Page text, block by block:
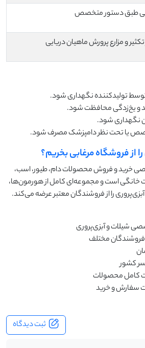
طبق دستور متخصص
تکثیر و مزارع پرورش ماهیان دریایی
تولیدکننده نگهداری شود.
و یخ‌زدگی محافظت شود.
نگهداری شود.
یا تحت نظر دامپزشک مصرف شود.
فروشگاه مرغابی بخریم؟
خرید و فروش محصولات دام، طیور، اسب،
خانگی است و مجموعه‌ای کامل از هورمون‌ها،
را از فروشندگان معتبر عرضه می‌کند.
شیلات و آبزی‌پروری
مختلف
کشور
کامل محصولات
سفارش و خرید
ثبت دیدگاه